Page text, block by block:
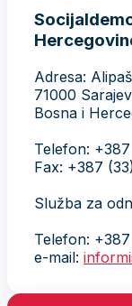
Adresa:
71000
Bosna i
Telefon:
Fax: +387
Služba za
Telefon:
e-mail: